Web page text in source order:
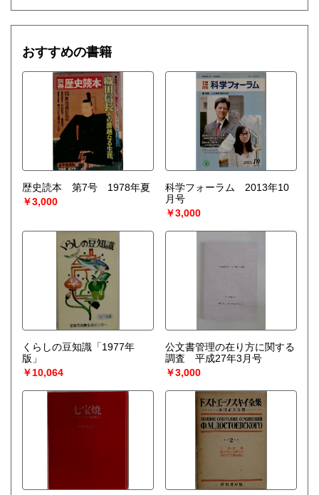
おすすめの書籍
歴史読本 第7号 1978年夏
￥3,000
科学フォーラム 2013年10
月号
￥3,000
くらしの豆知識「1977年
版」
￥10,064
公文書管理の在り方に関する
調査 平成27年3月号
￥3,000